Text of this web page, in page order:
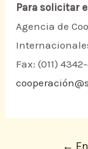
Para solicitar
Agencia de
Fax: (011)
←